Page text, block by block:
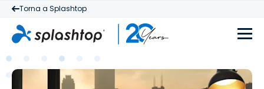
Torna a Splashtop